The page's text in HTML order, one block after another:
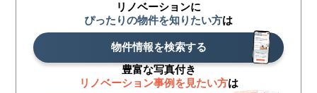
リノベーションに
ぴったりの物件を知りたい方は
物件情報を検索する
豊富な写真付き
リノベーション事例を見たい方は